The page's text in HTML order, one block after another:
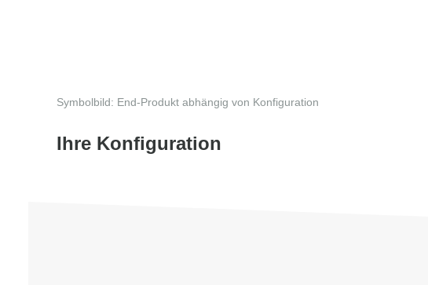
Symbolbild: End-Produkt abhängig von Konfiguration
Ihre Konfiguration